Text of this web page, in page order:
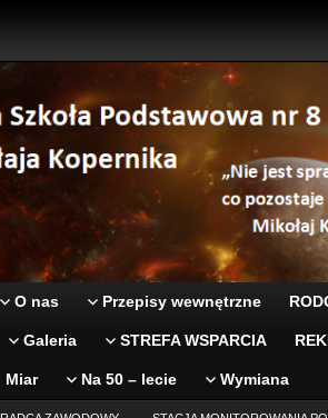
O nas Przepisy wewnętrzne
Galeria STREFA WSPARCIA
Miar Na 50 – lecie Wymiana